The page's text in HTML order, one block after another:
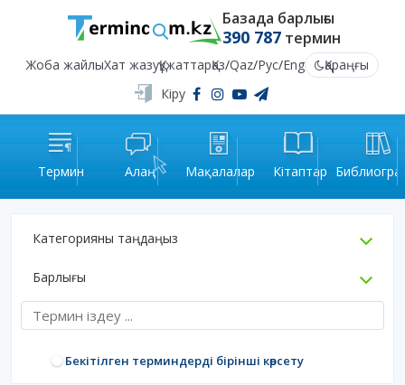
Базада барлығы
390 787термин
Жоба жайлыХат жазуҚұжаттарҚаз/Qaz/Рус/Eng
Қараңғы
Кіру
Термин Алаң Мақалалар Кітаптар
Категорияны таңдаңыз
Барлығы
Бекітілген терминдерді бірінші көрсету